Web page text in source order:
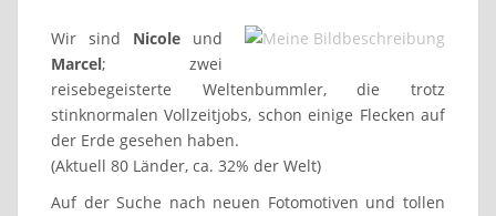
Wir sind Nicole und
Marcel; zwei
reisebegeisterte Weltenbummler, die trotz
stinknormalen Vollzeitjobs, schon einige Flecken auf
der Erde gesehen haben.
(Aktuell 80 Länder, ca. 32% der Welt)
Auf der Suche nach neuen Fotomotiven und tollen